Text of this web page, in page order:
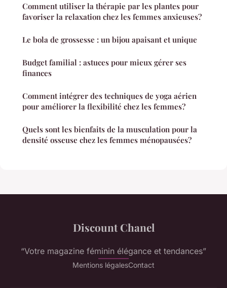
Comment utiliser la thérapie par les plantes pour
favoriser la relaxation chez les femmes anxieuses?
Le bola de grossesse : un bijou apaisant et unique
Budget familial : astuces pour mieux gérer ses
finances
Comment intégrer des techniques de yoga aérien
pour améliorer la flexibilité chez les femmes?
Quels sont les bienfaits de la musculation pour la
densité osseuse chez les femmes ménopausées?
Discount Chanel
“Votre magazine féminin élégance et tendances”
Mentions légalesContact